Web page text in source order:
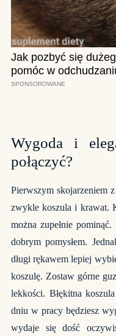
Wygoda i
połączyć?
Pierwszym skojarzeniem
zwykle koszula i krawat.
można zupełnie pominąć.
dobrym pomysłem.
długi rękawem lepiej
koszulę. Zostaw górne
lekkości. Błękitna
dniu w pracy będziesz
wydaje się dość